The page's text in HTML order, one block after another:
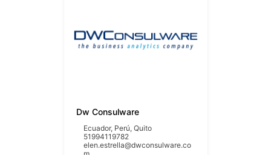
Dw Consulware
Ecuador, Perú, Quito
51994119782
elen.estrella@dwconsulware.co